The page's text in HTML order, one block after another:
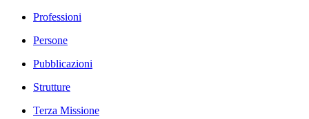
Professioni
Persone
Pubblicazioni
Strutture
Terza Missione